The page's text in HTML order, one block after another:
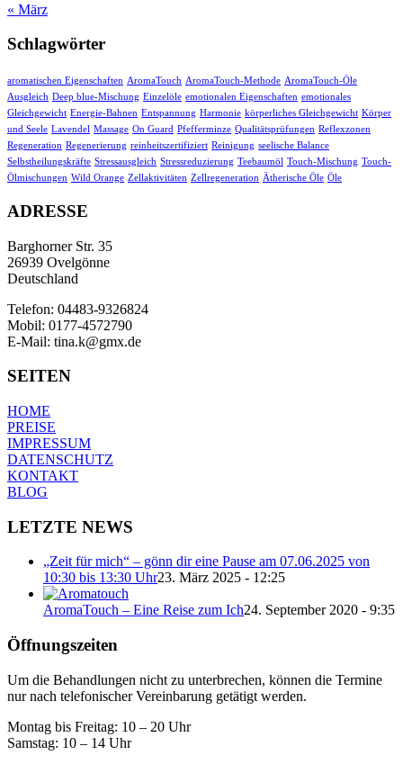
« März
Schlagwörter
aromatischen Eigenschaften AromaTouch AromaTouch-Methode AromaTouch-Öle
Ausgleich Deep blue-Mischung Einzelöle emotionalen Eigenschaften emotionales
Gleichgewicht Energie-Bahnen Entspannung Harmonie körperliches Gleichgewicht Körper
und Seele Lavendel Massage On Guard Pfefferminze Qualitätsprüfungen Reflexzonen
Regeneration Regenerierung reinheitszertifiziert Reinigung seelische Balance
Selbstheilungskräfte Stressausgleich Stressreduzierung Teebaumöl Touch-Mischung Touch-
Ölmischungen Wild Orange Zellaktivitäten Zellregeneration Ätherische Öle Öle
ADRESSE
Barghorner Str. 35
26939 Ovelgönne
Deutschland
Telefon: 04483-9326824
Mobil: 0177-4572790
E-Mail: tina.k@gmx.de
SEITEN
HOME
PREISE
IMPRESSUM
DATENSCHUTZ
KONTAKT
BLOG
LETZTE NEWS
„Zeit für mich“ – gönn dir eine Pause am 07.06.2025 von
10:30 bis 13:30 Uhr23. März 2025 - 12:25
AromaTouch – Eine Reise zum Ich24. September 2020 - 9:35
Öffnungszeiten
Um die Behandlungen nicht zu unterbrechen, können die Termine
nur nach telefonischer Vereinbarung getätigt werden.
Montag bis Freitag: 10 – 20 Uhr
Samstag: 10 – 14 Uhr